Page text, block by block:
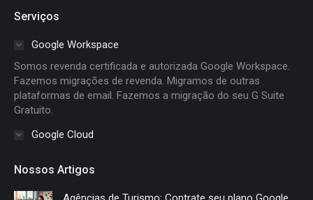
opens
window
opens
in
window
in
window
in
window
Serviços
Google Workspace
Somos revenda certificada e autorizada Google Workspace.
Fazemos migrações de revenda. Migramos de outras
plataformas de email. Fazemos a migração do seu G Suite
Gratuito.
Google Cloud
Nossos Artigos